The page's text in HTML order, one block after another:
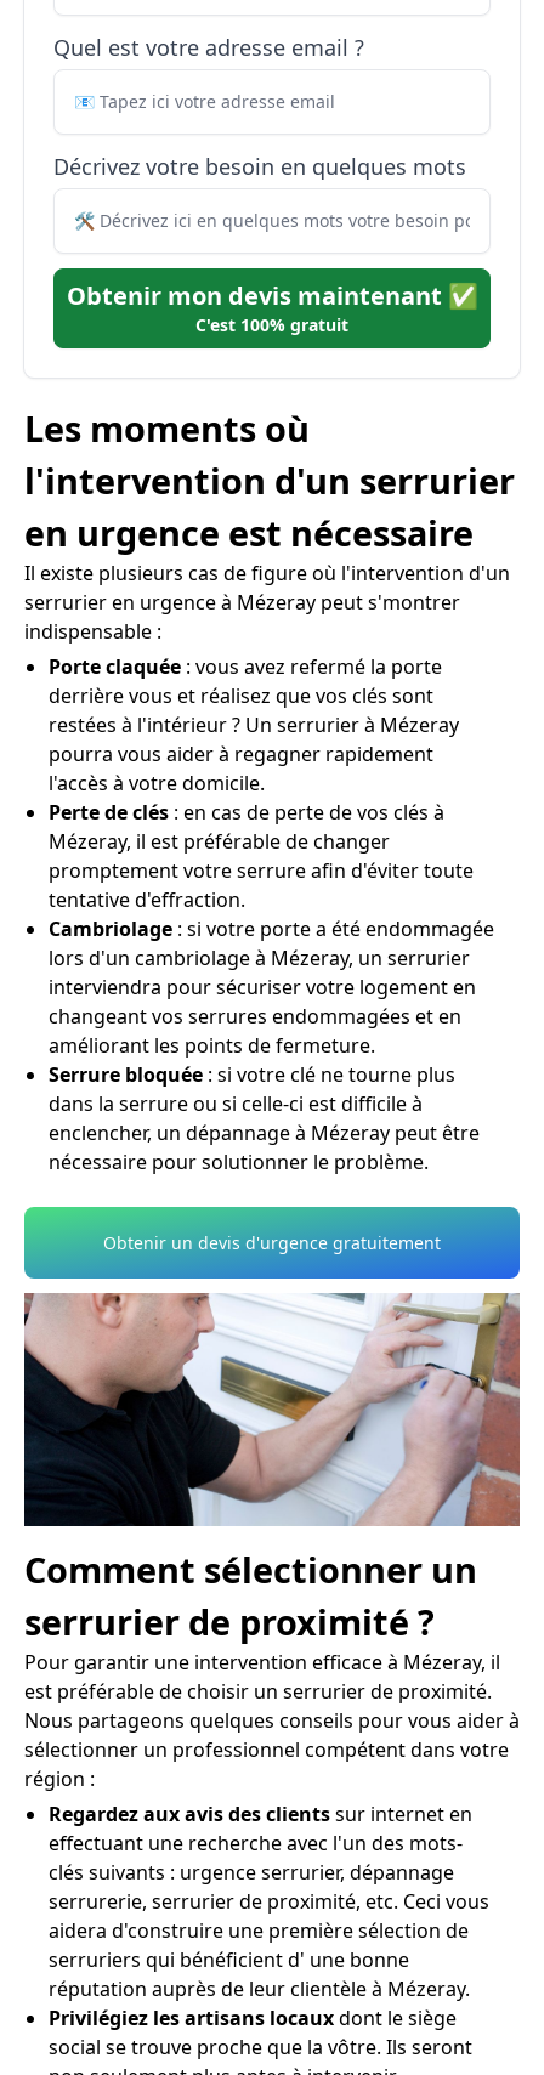
Quel est votre adresse email ?
Décrivez votre besoin en quelques mots
Obtenir mon devis maintenant ✅
C'est 100% gratuit
Les moments où
l'intervention d'un serrurier
en urgence est nécessaire
Il existe plusieurs cas de figure où l'intervention d'un
serrurier en urgence à Mézeray peut s'montrer
indispensable :
Porte claquée : vous avez refermé la porte
derrière vous et réalisez que vos clés sont
restées à l'intérieur ? Un serrurier à Mézeray
pourra vous aider à regagner rapidement
l'accès à votre domicile.
Perte de clés : en cas de perte de vos clés à
Mézeray, il est préférable de changer
promptement votre serrure afin d'éviter toute
tentative d'effraction.
Cambriolage : si votre porte a été endommagée
lors d'un cambriolage à Mézeray, un serrurier
interviendra pour sécuriser votre logement en
changeant vos serrures endommagées et en
améliorant les points de fermeture.
Serrure bloquée : si votre clé ne tourne plus
dans la serrure ou si celle-ci est difficile à
enclencher, un dépannage à Mézeray peut être
nécessaire pour solutionner le problème.
Obtenir un devis d'urgence gratuitement
Comment sélectionner un
serrurier de proximité ?
Pour garantir une intervention efficace à Mézeray, il
est préférable de choisir un serrurier de proximité.
Nous partageons quelques conseils pour vous aider à
sélectionner un professionnel compétent dans votre
région :
Regardez aux avis des clientssur internet en
effectuant une recherche avec l'un des mots-
clés suivants : urgence serrurier, dépannage
serrurerie, serrurier de proximité, etc. Ceci vous
aidera d'construire une première sélection de
serruriers qui bénéficient d' une bonne
réputation auprès de leur clientèle à Mézeray.
Privilégiez les artisans locauxdont le siège
social se trouve proche que la vôtre. Ils seront